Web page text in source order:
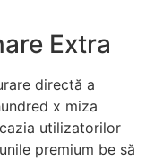
Extra
directă a
x miza
utilizatorilor
premium be să